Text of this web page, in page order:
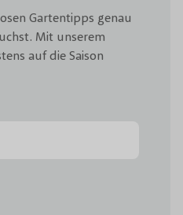
Gartentipps genau
Mit unserem
auf die Saison